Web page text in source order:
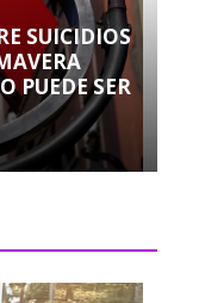
SUICIDIOS
PUEDE SER